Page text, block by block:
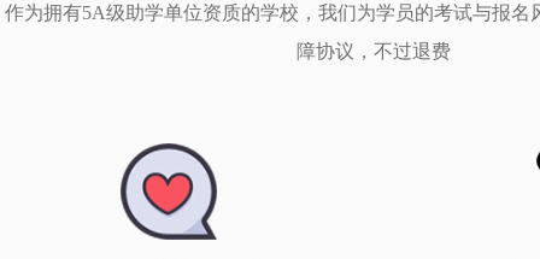
作为拥有5A级助学单位资质的学校，我们为学员的考试与报名
障协议，不过退费